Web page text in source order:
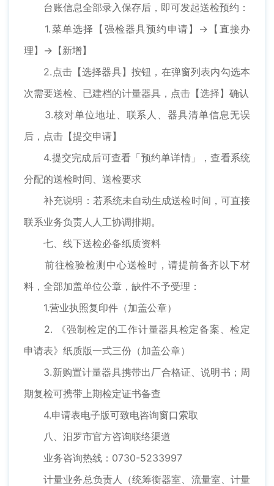
台账信息全部录入保存后，即可发起送检预约：
1.菜单选择【强检器具预约申请】→【直接办
理】→【新增】
2.点击【选择器具】按钮，在弹窗列表内勾选本
次需要送检、已建档的计量器具，点击【选择】确认
3.核对单位地址、联系人、器具清单信息无误
后，点击【提交申请】
4.提交完成后可查看「预约单详情」，查看系统
分配的送检时间、送检要求
补充说明：若系统未自动生成送检时间，可直接
联系业务负责人人工协调排期。
七、线下送检必备纸质资料
前往检验检测中心送检时，请提前备齐以下材
料，全部加盖单位公章，缺件不予受理：
1.营业执照复印件（加盖公章）
2. 《强制检定的工作计量器具检定备案、检定
申请表》纸质版一式三份（加盖公章）
3.新购置计量器具携带出厂合格证、说明书；周
期复检可携带上期检定证书备查
4.申请表电子版可致电咨询窗口索取
八、汨罗市官方咨询联络渠道
业务咨询热线：0730-5233997
计量业务总负责人（统筹衡器室、流量室、计量